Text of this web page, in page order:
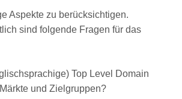
Aspekte zu berücksichtigen.
sind folgende Fragen für das
Top Level Domain
und Zielgruppen?